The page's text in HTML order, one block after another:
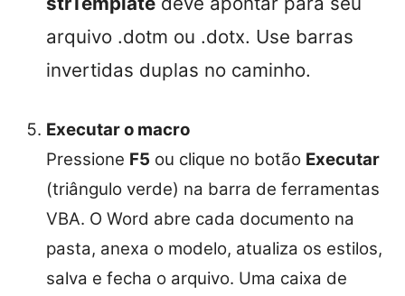
arquivo .dotm ou .dotx. Use barras
invertidas duplas no caminho.
Executar o macro
Pressione F5 ou clique no botão Executar
(triângulo verde) na barra de ferramentas
VBA. O Word abre cada documento na
pasta, anexa o modelo, atualiza os estilos,
salva e fecha o arquivo. Uma caixa de